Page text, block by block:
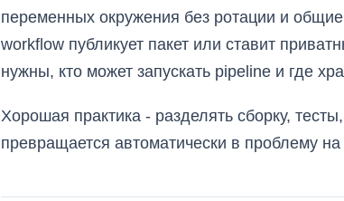
переменных окружения без ротации и
workflow публикует пакет или ставит
нужны, кто может запускать pipeline и где
Хорошая практика - разделять сборку,
превращается автоматически в проблему